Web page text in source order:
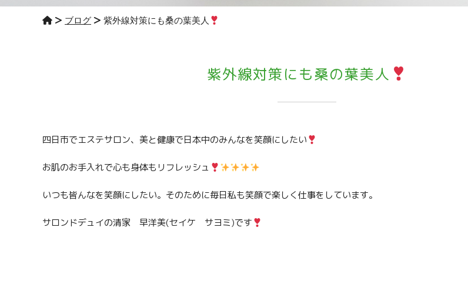
ブログ 紫外線対策にも桑の葉美人
紫外線対策にも桑の葉美人
四日市でエステサロン、美と健康で日本中のみんなを笑顔にしたい
お肌のお手入れで心も身体もリフレッシュ
いつも皆んなを笑顔にしたい。そのために毎日私も笑顔で楽しく仕事をしています。
サロンドデュイの清家 早洋美(セイケ サヨミ)です